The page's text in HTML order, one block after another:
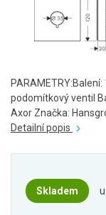
podomítkový ventil
Axor Značka:
Detailní popis
Skladem